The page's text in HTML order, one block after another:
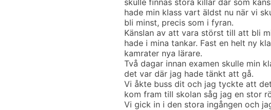
skulle finnas stora killar där som
hade min klass vart äldst nu när vi
bli minst, precis som i fyran.
Känslan av att vara störst till att bli
hade i mina tankar. Fast en helt ny
kamrater nya lärare.
Två dagar innan examen skulle min
det var där jag hade tänkt att gå.
Vi åkte buss dit och jag tyckte att
kom fram till skolan såg jag en stor
Vi gick in i den stora ingången och